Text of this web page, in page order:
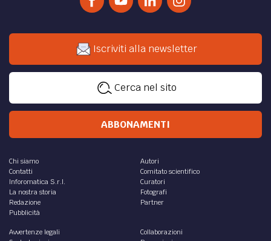
Iscriviti alla newsletter
Cerca nel sito
ABBONAMENTI
Chi siamo
Contatti
Inforomatica S.r.l.
La nostra storia
Redazione
Pubblicità
Autori
Comitato scientifico
Curatori
Fotografi
Partner
Avvertenze legali
Collaborazioni